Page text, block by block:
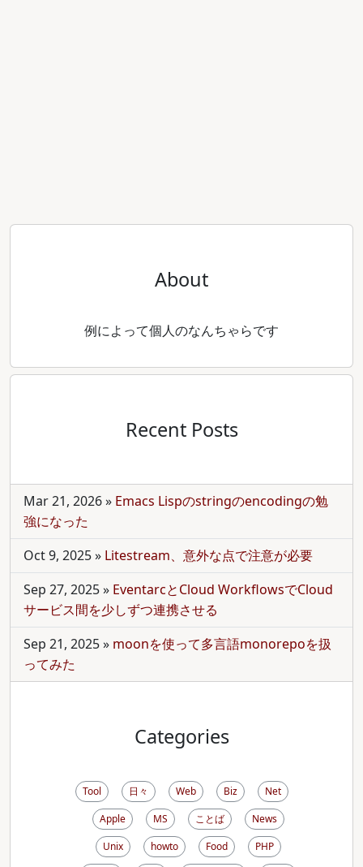
About
例によって個人のなんちゃらです
Recent Posts
Mar 21, 2026» Emacs Lispのstringのencodingの勉
強になった
Oct 9, 2025» Litestream、意外な点で注意が必要
Sep 27, 2025» EventarcとCloud WorkflowsでCloud
サービス間を少しずつ連携させる
Sep 21, 2025» moonを使って多言語monorepoを扱
ってみた
Categories
Tool 日々 Web Biz
Net
Apple
MS ことば
News
Unix
howto Food PHP